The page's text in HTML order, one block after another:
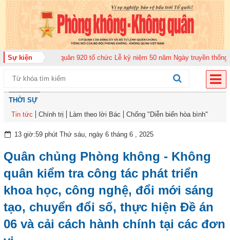
Sự kiện
quân 920 tổ chức Lễ kỷ niệm 50 năm Ngày truyền thống (12-11-1975/12-
THỜI SỰ
Tin tức
Chính trị Làm theo lời Bác Chống "Diễn biến hòa bình"
13 giờ:59 phút Thứ sáu, ngày 6 tháng 6 , 2025
Quân chủng Phòng không - Không
quân kiểm tra công tác phát triển
khoa học, công nghệ, đổi mới sáng
tạo, chuyển đổi số, thực hiện Đề án
06 và cải cách hành chính tại các đơn